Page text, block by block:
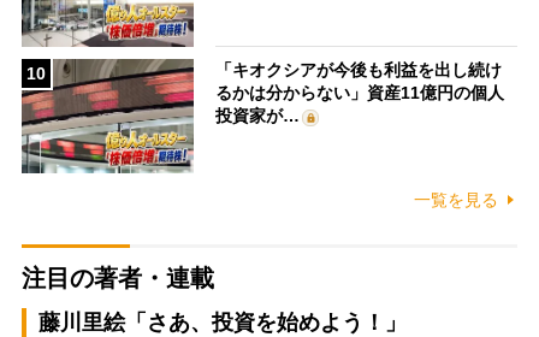
10
「キオクシアが今後も利益を出し続け
るかは分からない」資産11億円の個人
投資家が…
一覧を見る
注目の著者・連載
藤川里絵「さあ、投資を始めよう！」